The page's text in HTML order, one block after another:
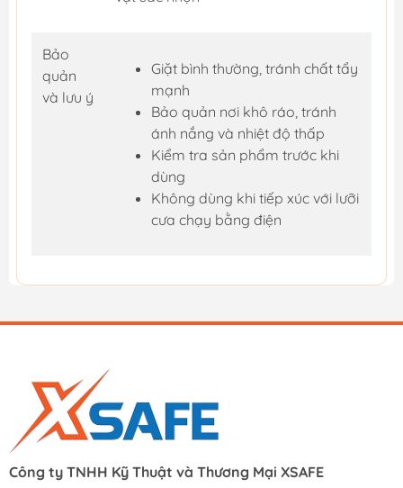
Bảo
quản
và lưu ý
Giặt bình thường, tránh chất tẩy
mạnh
Bảo quản nơi khô ráo, tránh
ánh nắng và nhiệt độ thấp
Kiểm tra sản phẩm trước khi
dùng
Không dùng khi tiếp xúc với lưỡi
cưa chạy bằng điện
Công ty TNHH Kỹ Thuật và Thương Mại XSAFE